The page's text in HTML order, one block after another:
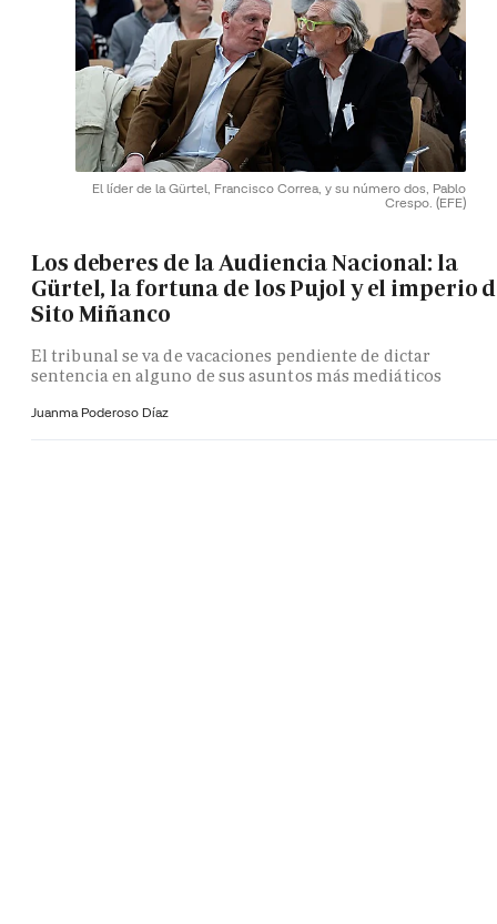
El líder de la Gürtel, Francisco Correa, y su número dos, Pablo
Crespo. (EFE)
Los deberes de la Audiencia Nacional: la
Gürtel, la fortuna de los Pujol y el imperio
Sito Miñanco
El tribunal se va de vacaciones pendiente de dictar
sentencia en alguno de sus asuntos más mediáticos
Juanma Poderoso Díaz